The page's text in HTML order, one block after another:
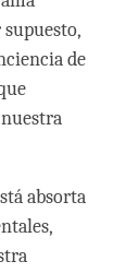
de
absorta